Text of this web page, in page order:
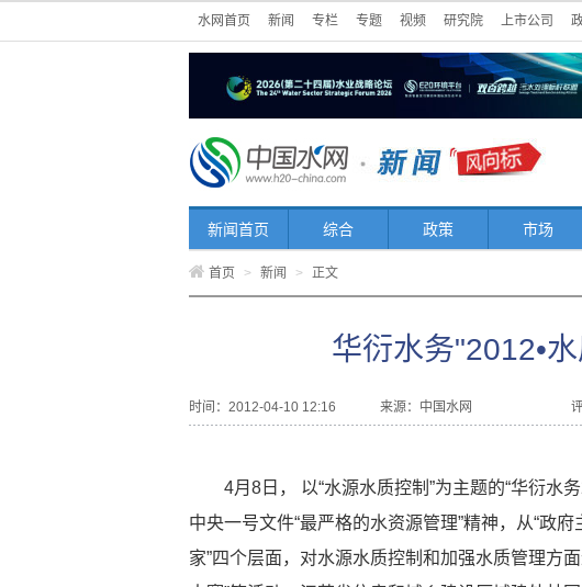
水网首页 新闻 专栏 专题 视频 研究院 上市公司
新闻首页 综合 政策 市场
首页 > 新闻 > 正文
华衍水务"2012•
时间：2012-04-10 12:16 来源： 中国水网
4月8日， 以“水源水质控制”为主题的“华衍水
中央一号文件“最严格的水资源管理”精神，从“政
家”四个层面，对水源水质控制和加强水质管理方